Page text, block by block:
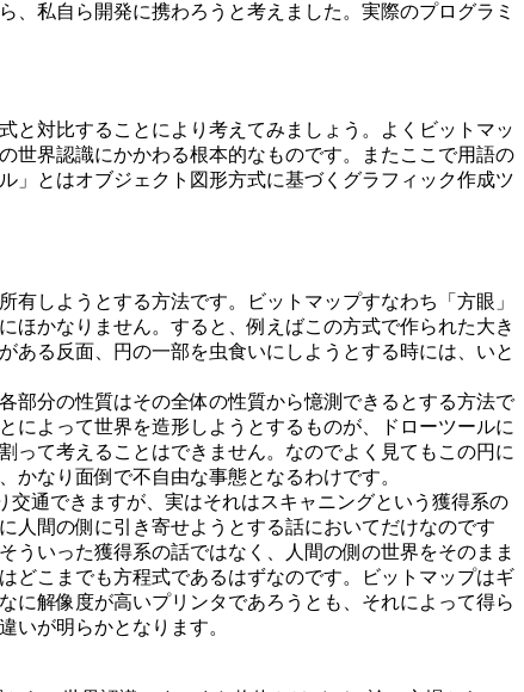
私自ら開発に携わろうと考えました。実際のプログラミ
対比することにより考えてみましょう。よくビットマッ
世界認識にかかわる根本的なものです。またここで用語の
」とはオブジェクト図形方式に基づくグラフィック作成ツ
しようとする方法です。ビットマップすなわち「方眼」
ほかなりません。すると、例えばこの方式で作られた大き
ある反面、円の一部を虫食いにしようとする時には、いと
分の性質はその全体の性質から憶測できるとする方法で
によって世界を造形しようとするものが、ドローツールに
って考えることはできません。なのでよく見てもこの円に
なり面倒で不自由な事態となるわけです。
通できますが、実はそれはスキャニングという獲得系の
人間の側に引き寄せようとする話においてだけなのです
ういった獲得系の話ではなく、人間の側の世界をそのまま
どこまでも方程式であるはずなのです。ビットマップはギ
に解像度が高いプリンタであろうとも、それによって得ら
いが明らかとなります。